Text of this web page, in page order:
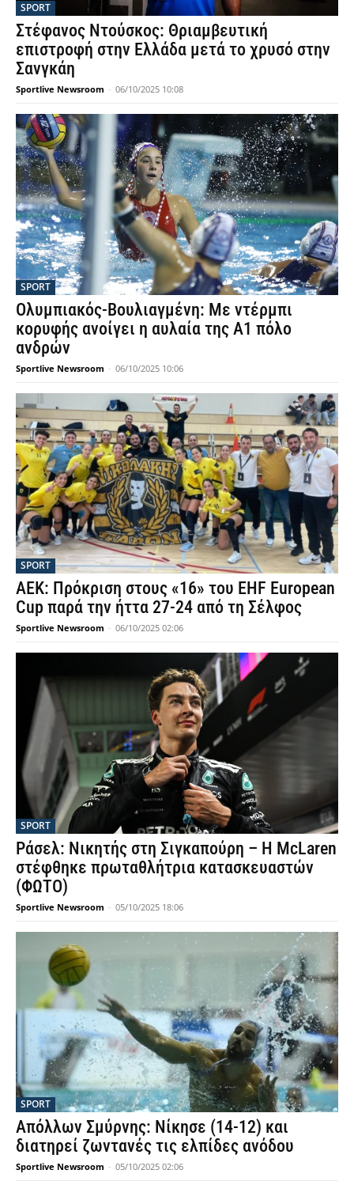
SPORT
Στέφανος Ντούσκος: Θριαμβευτική
επιστροφή στην Ελλάδα μετά το χρυσό στην
Σανγκάη
Sportlive Newsroom - 06/10/2025 10:08
SPORT
Ολυμπιακός-Βουλιαγμένη: Με ντέρμπι
κορυφής ανοίγει η αυλαία της Α1 πόλο
ανδρών
Sportlive Newsroom - 06/10/2025 10:06
SPORT
ΑΕΚ: Πρόκριση στους «16» του EHF European
Cup παρά την ήττα 27-24 από τη Σέλφος
Sportlive Newsroom - 06/10/2025 02:06
SPORT
Ράσελ: Νικητής στη Σιγκαπούρη – Η McLaren
στέφθηκε πρωταθλήτρια κατασκευαστών
(ΦΩΤΟ)
Sportlive Newsroom - 05/10/2025 18:06
SPORT
Απόλλων Σμύρνης: Νίκησε (14-12) και
διατηρεί ζωντανές τις ελπίδες ανόδου
Sportlive Newsroom - 05/10/2025 02:06